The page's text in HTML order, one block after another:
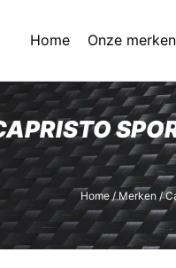
Home Onze merken
Home/Merken/